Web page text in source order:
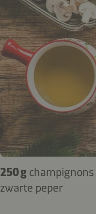
250 g champignons
zwarte peper